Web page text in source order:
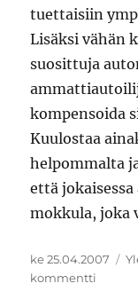
tuettaisiin
Lisäksi vähän
suosittuja
kompensoida
Kuulostaa
helpommalta
että
mokkula, joka
Julkaistu
ke 25.04.2007
kommentti